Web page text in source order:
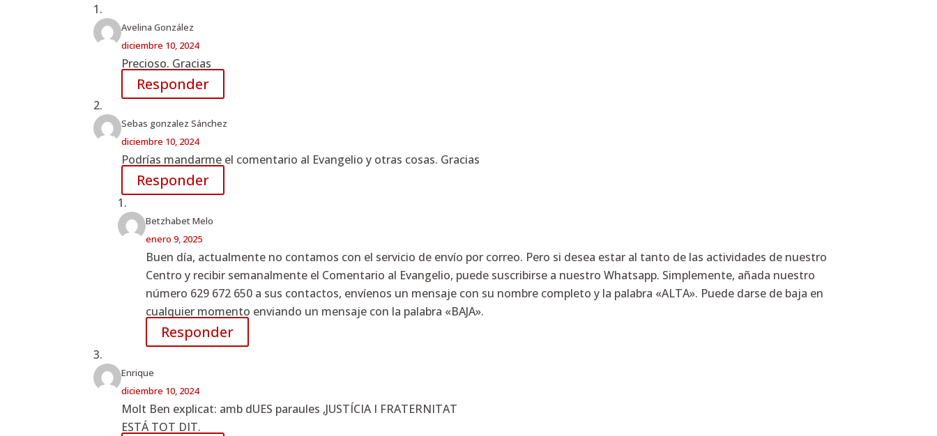
Avelina González
diciembre 10, 2024
Precioso. Gracias
Responder
Sebas gonzalez Sánchez
diciembre 10, 2024
Podrías mandarme el comentario al Evangelio y otras cosas. Gracias
Responder
Betzhabet Melo
enero 9, 2025
Buen día, actualmente no contamos con el servicio de envío por correo. Pero si desea estar al tanto de las actividades de nuestro
Centro y recibir semanalmente el Comentario al Evangelio, puede suscribirse a nuestro Whatsapp. Simplemente, añada nuestro
número 629 672 650 a sus contactos, envíenos un mensaje con su nombre completo y la palabra «ALTA». Puede darse de baja en
cualquier momento enviando un mensaje con la palabra «BAJA».
Responder
Enrique
diciembre 10, 2024
Molt Ben explicat: amb dUES paraules ,JUSTÍCIA I FRATERNITAT
ESTÁ TOT DIT.